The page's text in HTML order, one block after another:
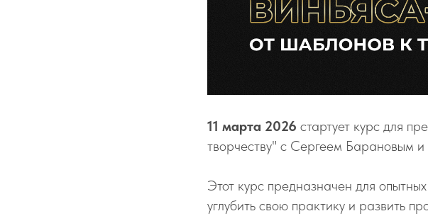
11 марта 2026 стартует курс для
творчеству" с Сергеем Барановым
Этот курс предназначен для
углубить свою практику и развить